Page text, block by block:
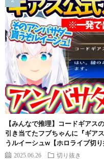
【みんなで推理】コードギアス
引き当てたフブちゃんに『ギア
うルイーシュw【ホロライブ切
2025.06.26 切り抜き